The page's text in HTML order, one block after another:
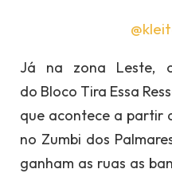
Já na zona Leste,
do Bloco Tira Essa
que acontece a partir
no Zumbi dos
ganham as ruas as